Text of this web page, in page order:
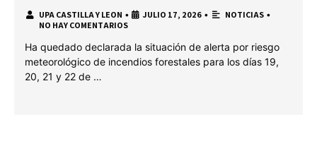
UPA CASTILLA Y LEON • JULIO 17, 2026 • NOTICIAS •
NO HAY COMENTARIOS
Ha quedado declarada la situación de alerta por riesgo
meteorológico de incendios forestales para los días 19,
20, 21 y 22 de …